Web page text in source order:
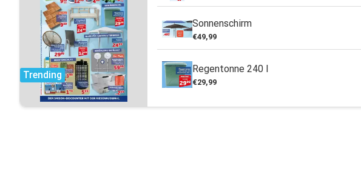
Trending
Sonnenschirm
€49,99
Regentonne 240 l
€29,99